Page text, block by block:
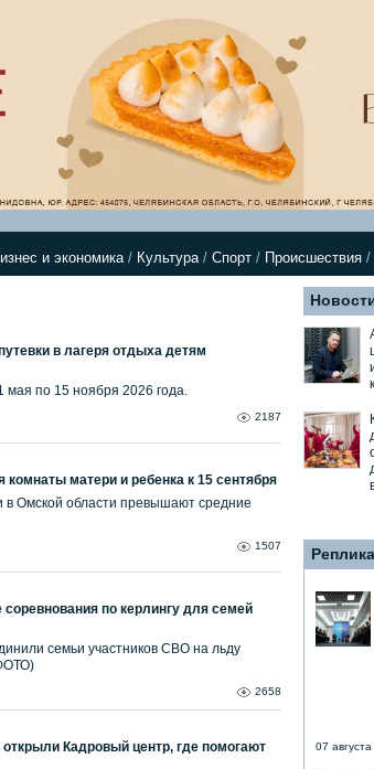
и экономика/ Культура/ Спорт / Происшествия /
в лагеря отдыха детям
мая по 15 ноября 2026 года.
2187
комнаты матери и ребенка к 15 сентября
в Омской области превышают средние
1507
по керлингу для семей
семьи участников СВО на льду
2658
Кадровый центр, где помогают
Реплика
07